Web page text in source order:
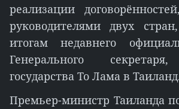
реализации
руководителями двух
итогам недавнего
Генерального
государства То Лама в
Премьер-министр Таиланда